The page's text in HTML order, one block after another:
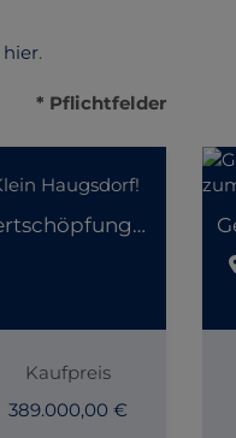
hier.
* Pflichtfelder
Lukratives Objekt mit Wertschöpfungspotenzial in Klein Haugsdorf!
Kaufpreis
389.000,00 €